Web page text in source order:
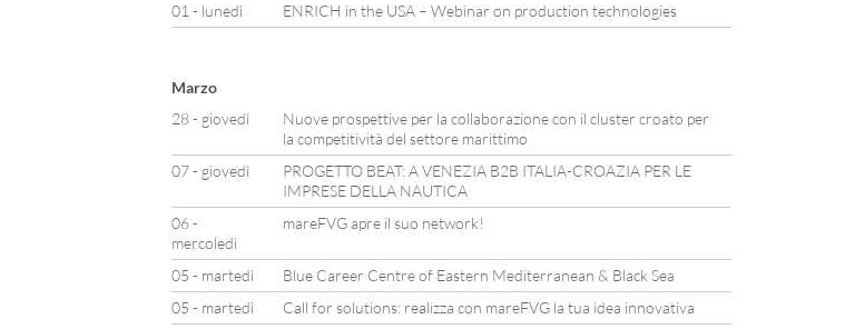
01 - lunedì
ENRICH in the USA – Webinar on production technologies
Marzo
28 - giovedì
Nuove prospettive per la collaborazione con il cluster croato per
la competitività del settore marittimo
07 - giovedì
PROGETTO BEAT: A VENEZIA B2B ITALIA-CROAZIA PER LE
IMPRESE DELLA NAUTICA
06 -
mercoledì
mareFVG apre il suo network!
05 - martedì
Blue Career Centre of Eastern Mediterranean & Black Sea
05 - martedì
Call for solutions: realizza con mareFVG la tua idea innovativa